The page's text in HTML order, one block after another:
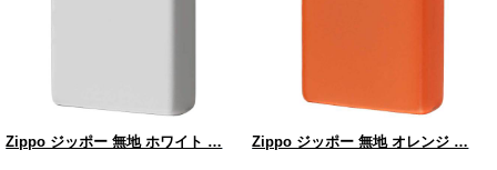
Zippo ジッポー 無地 ホワイト … Zippo ジッポー 無地 オレンジ …